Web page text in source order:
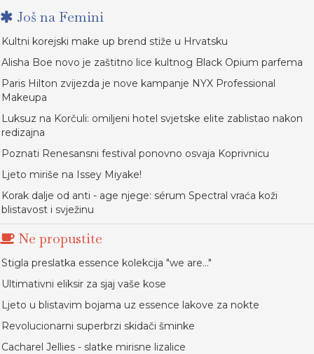
Još na Femini
Kultni korejski make up brend stiže u Hrvatsku
Alisha Boe novo je zaštitno lice kultnog Black Opium parfema
Paris Hilton zvijezda je nove kampanje NYX Professional
Makeupa
Luksuz na Korčuli: omiljeni hotel svjetske elite zablistao nakon
redizajna
Poznati Renesansni festival ponovno osvaja Koprivnicu
Ljeto miriše na Issey Miyake!
Korak dalje od anti - age njege: sérum Spectral vraća koži
blistavost i svježinu
Ne propustite
Stigla preslatka essence kolekcija "we are..."
Ultimativni eliksir za sjaj vaše kose
Ljeto u blistavim bojama uz essence lakove za nokte
Revolucionarni superbrzi skidači šminke
Cacharel Jellies - slatke mirisne lizalice